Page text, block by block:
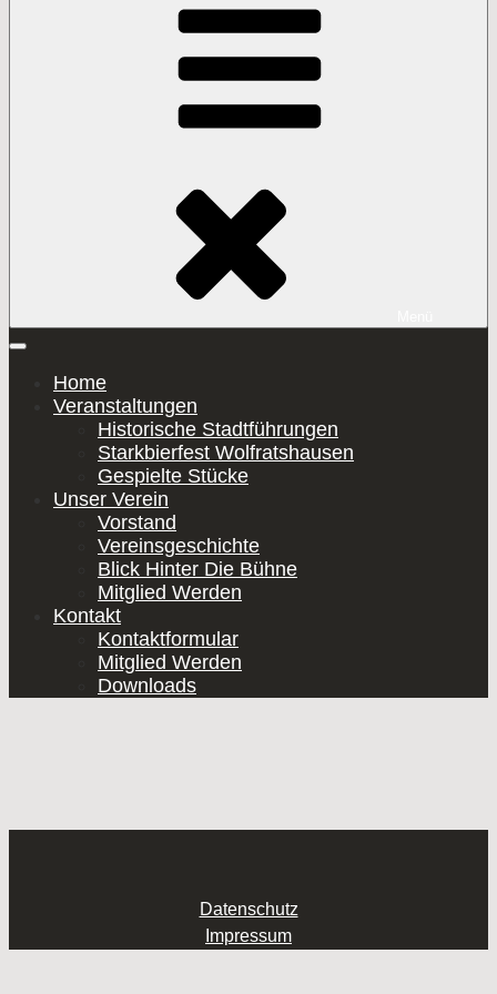
Home
Veranstaltungen
Historische Stadtführungen
Starkbierfest Wolfratshausen
Gespielte Stücke
Unser Verein
Vorstand
Vereinsgeschichte
Blick Hinter Die Bühne
Mitglied Werden
Kontakt
Kontaktformular
Mitglied Werden
Downloads
Datenschutz
Impressum